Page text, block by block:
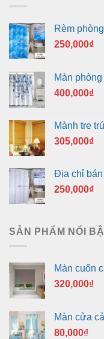
Rèm
250,000₫
Màn
400,000₫
Mành tre
305,000₫
Địa chỉ bán
250,000₫
SẢN PHẨM NỔI
Màn cuốn
320,000₫
Màn cửa
80,000₫